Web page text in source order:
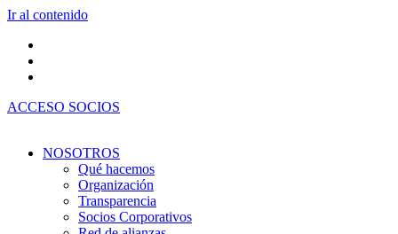
Ir al contenido
ACCESO SOCIOS
NOSOTROS
Qué hacemos
Organización
Transparencia
Socios Corporativos